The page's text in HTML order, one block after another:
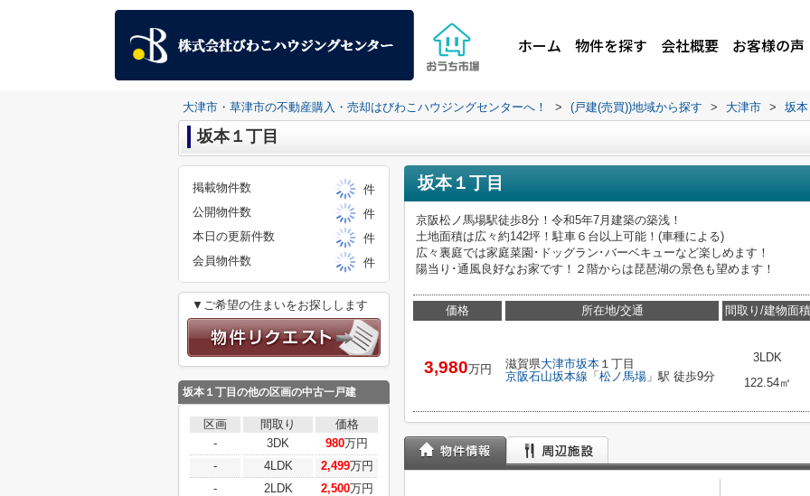
ホーム 物件を探す 会社概要 お客様の声
大津市・草津市の不動産購入・売却はびわこハウジングセンターへ！ > (戸建(売買))地域から探す > 大津市 > 坂
坂本１丁目
坂本１丁目
京阪松ノ馬場駅徒歩8分！令和5年7月建築の築浅！
土地面積は広々約142坪！駐車６台以上可能！(車種による)
広々裏庭では家庭菜園･ドッグラン･バーベキューなど楽しめます！
陽当り･通風良好なお家です！２階からは琵琶湖の景色も望めます！
価格
3,980万円
所在地/交通
滋賀県大津市坂本 １丁目
京阪石山坂本線 「 松ノ馬場 」駅 徒歩9分
間取り/建物面積
3LDK
122.54㎡
掲載物件数
件
公開物件数
件
本日の更新件数
件
会員物件数
件
▼ご希望の住まいをお探しします
坂本１丁目 の他の区画の中古一戸建
区画 間取り
価格
-
3DK 980万円
-
4LDK 2,499万円
-
2LDK 2,500万円